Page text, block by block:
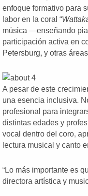
enfoque formativo para
labor en la coral “
música —enseñando
participación activa en
Petersburg, y otras
A pesar de este
una esencia inclusiva.
profesional para
distintas edades y
vocal dentro del coro,
lectura musical y canto
“Lo más importante es
directora artística y